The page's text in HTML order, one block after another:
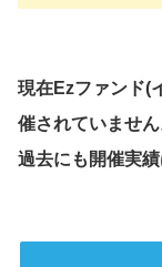
現在Ezファンド(
催されていません
過去にも開催実